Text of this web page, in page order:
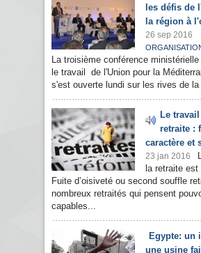
les défis de
la région à
26 sep 2016
La troisième conférence
le travail de l'Union pour la
s'est ouverte lundi sur les rives de la
Le
retraite :
caractère et
23 jan 2016
la retraite
Fuite d’oisiveté ou second souffle
nombreux retraités qui pensent
capables...
Egypte: un
une usine